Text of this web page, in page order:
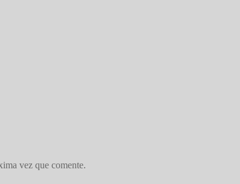
vez que comente.